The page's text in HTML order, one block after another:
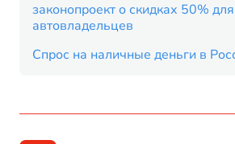
законопроект о скидках 50% для
автовладельцев
Спрос на наличные деньги в